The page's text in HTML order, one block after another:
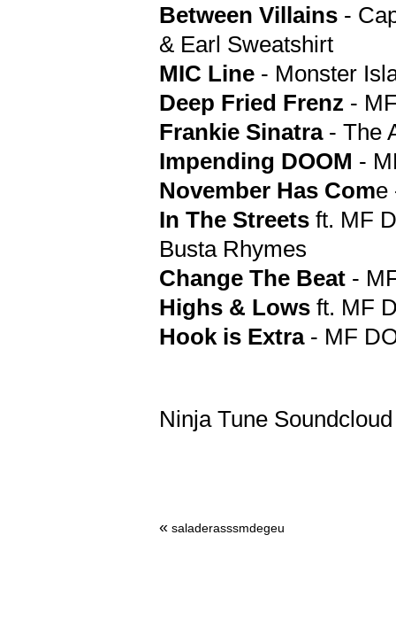
Between Villains -
& Earl Sweatshirt
MIC Line - Monster
Deep Fried Frenz -
Frankie Sinatra- The
Impending DOOM -
November Has Come
In The Streets ft. MF
Busta Rhymes
Change The Beat -
Highs & Lows ft. MF
Hook is Extra- MF
Ninja Tune Soundcloud
« saladerasssmdegeu